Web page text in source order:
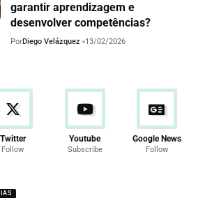
garantir aprendizagem e
desenvolver competências?
PorDiego Velázquez 13/02/2026
Twitter
Follow
Youtube
Subscribe
Google News
Follow